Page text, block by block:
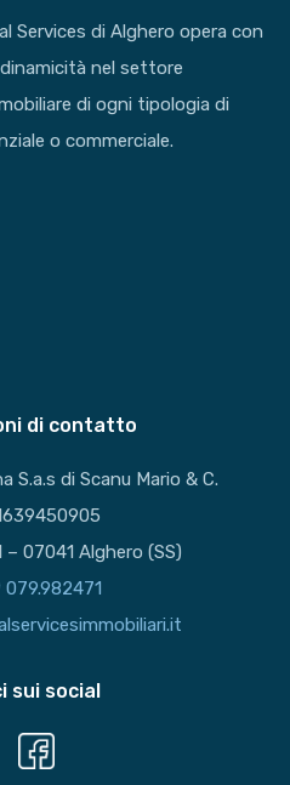
Services di Alghero opera con
nel settore
di ogni tipologia di
o commerciale.
di contatto
S.a.s di Scanu Mario & C.
– 07041 Alghero (SS)
079.982471
sui social